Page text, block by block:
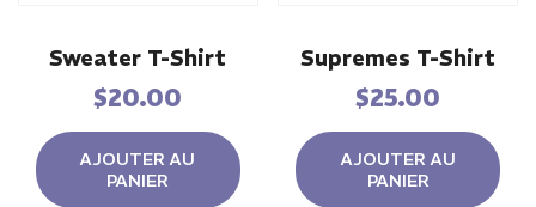
Sweater T-Shirt
$20.00
AJOUTER AU
PANIER
Supremes T-Shirt
$25.00
AJOUTER AU
PANIER